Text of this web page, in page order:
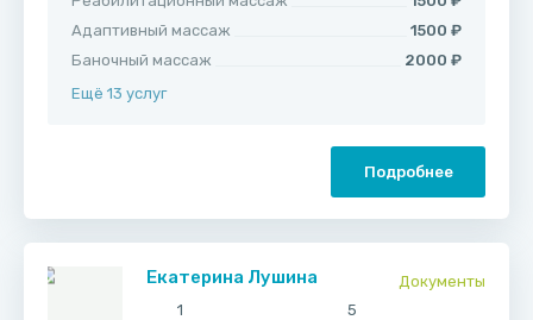
Адаптивный массаж
1500 ₽
Баночный массаж
2000 ₽
Ещё 13 услуг
Подробнее
Екатерина Лушина
Документы
1
5